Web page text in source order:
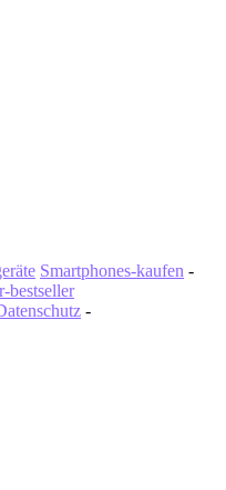
Smartphones-kaufen -
bestseller
-